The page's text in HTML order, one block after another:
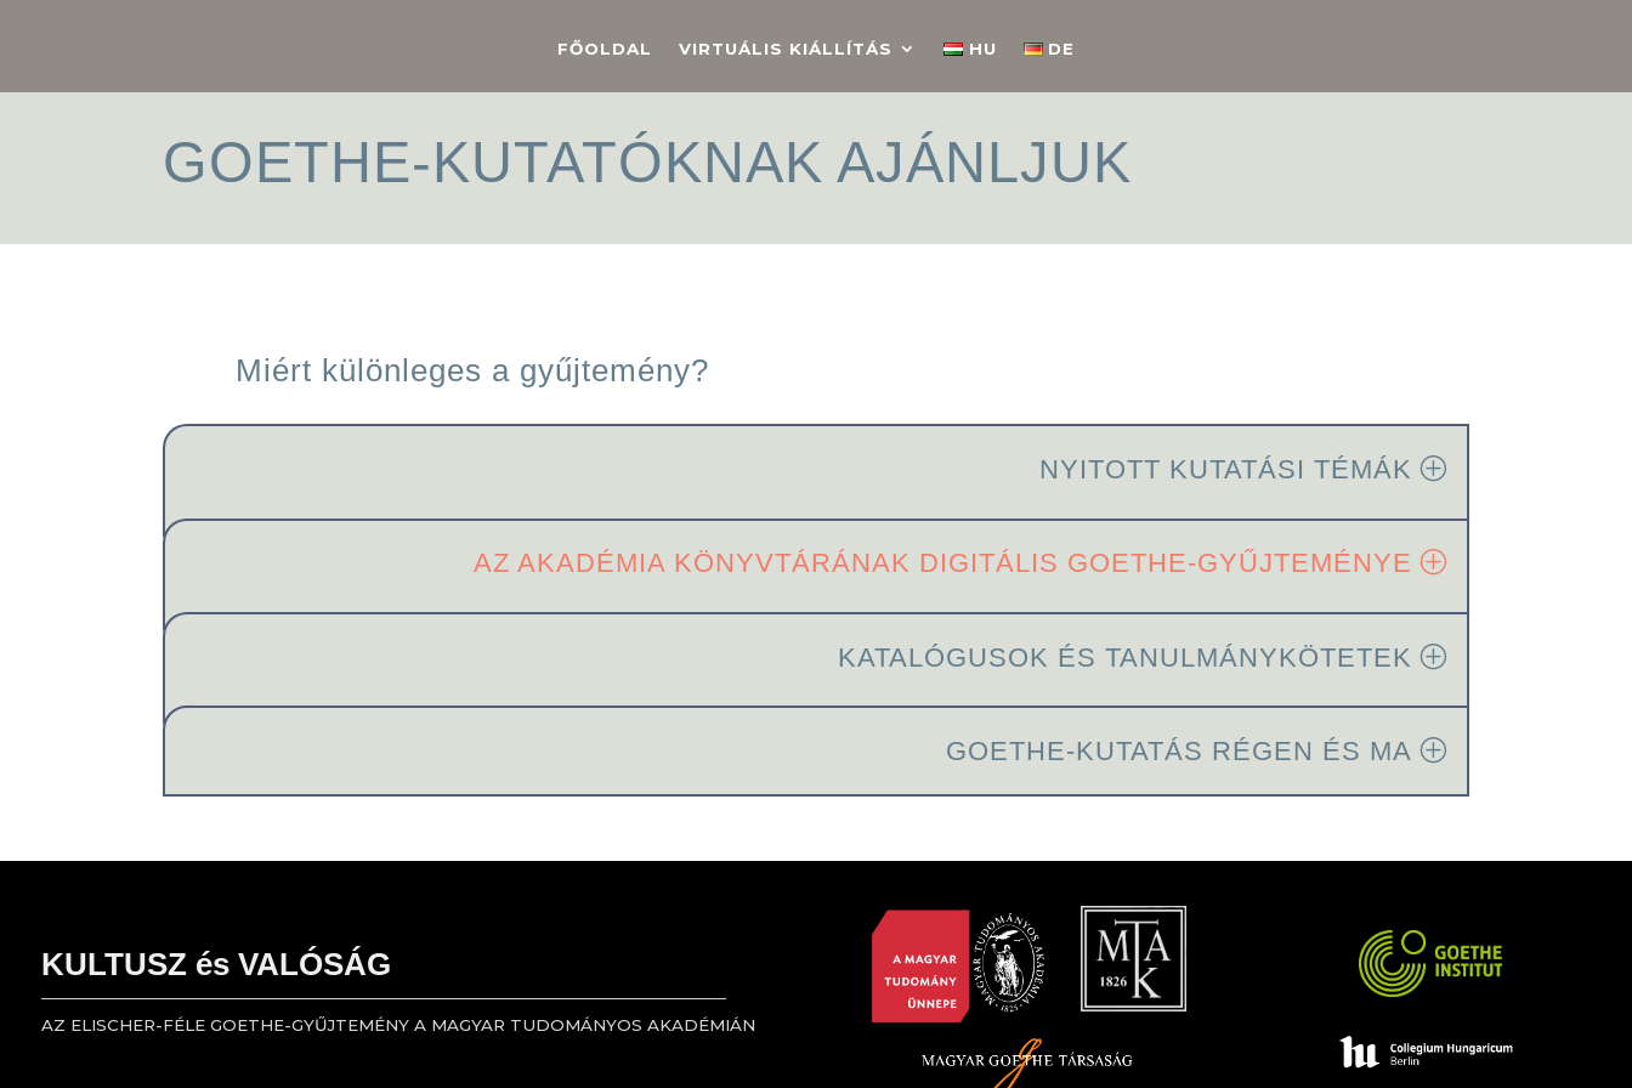
FŐOLDAL VIRTUÁLIS KIÁLLÍTÁS HU DE
GOETHE-KUTATÓKNAK AJÁNLJUK
Miért különleges a gyűjtemény?
NYITOTT KUTATÁSI TÉMÁK
AZ AKADÉMIA KÖNYVTÁRÁNAK DIGITÁLIS GOETHE-GYŰJTEMÉNYE
KATALÓGUSOK ÉS TANULMÁNYKÖTETEK
GOETHE-KUTATÁS RÉGEN ÉS MA
KULTUSZ és VALÓSÁG
AZ ELISCHER-FÉLE GOETHE-GYŰJTEMÉNY A MAGYAR TUDOMÁNYOS AKADÉMIÁN